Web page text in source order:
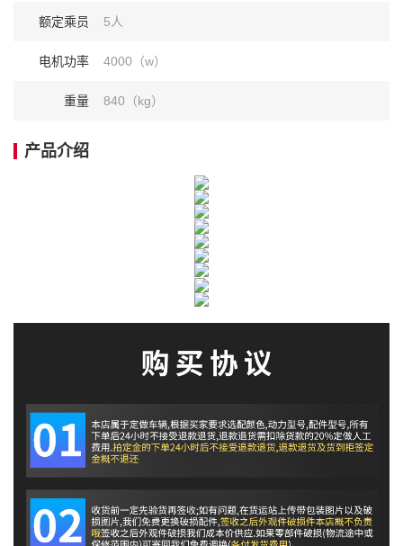
额定乘员 5人
电机功率 4000（w）
重量 840（kg）
产品介绍